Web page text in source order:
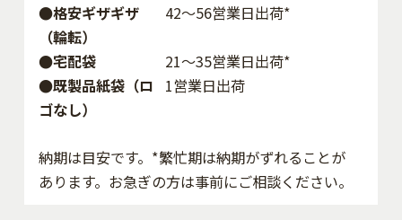
●格安ギザギザ
（輪転）
42〜56営業日出荷*
●宅配袋
21～35営業日出荷*
●既製品紙袋（ロ
ゴなし）
1営業日出荷
納期は目安です。*繁忙期は納期がずれることが
あります。お急ぎの方は事前にご相談ください。